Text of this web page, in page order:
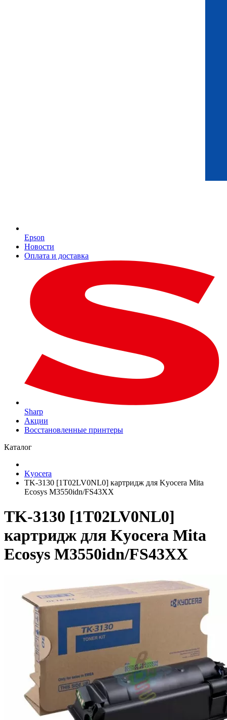
Epson
Новости
Оплата и доставка
Sharp
Акции
Восстановленные принтеры
Каталог
Kyocera
TK-3130 [1T02LV0NL0] картридж для Kyocera Mita
Ecosys M3550idn/FS43XX
TK-3130 [1T02LV0NL0]
картридж для Kyocera Mita
Ecosys M3550idn/FS43XX